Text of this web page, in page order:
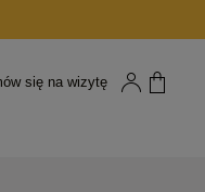
się na wizytę